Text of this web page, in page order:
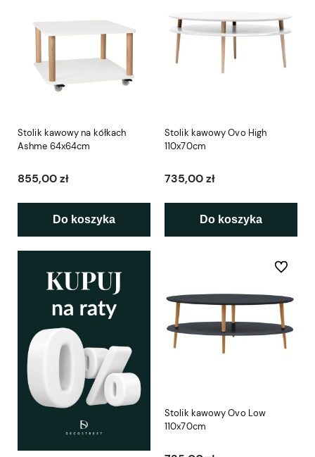
Stolik kawowy na kółkach
Ashme 64x64cm
855,00 zł
Do koszyka
Stolik kawowy Ovo High
110x70cm
735,00 zł
Do koszyka
Stolik kawowy Ovo Low
110x70cm
Do